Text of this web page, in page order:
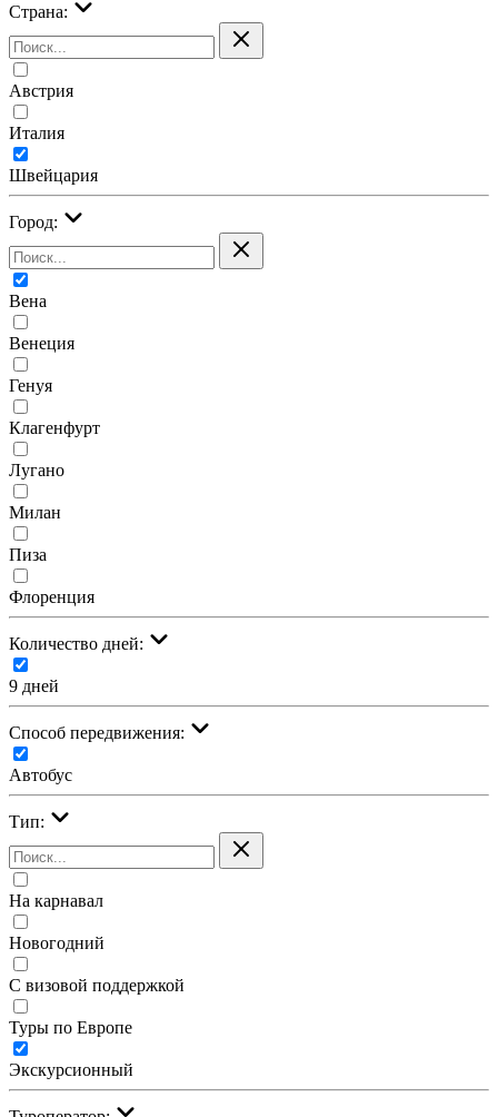
Страна:
Австрия
Италия
Швейцария
Город:
Вена
Венеция
Генуя
Клагенфурт
Лугано
Милан
Пиза
Флоренция
Количество дней:
9 дней
Cпособ передвижения:
Автобус
Тип:
На карнавал
Новогодний
С визовой поддержкой
Туры по Европе
Экскурсионный